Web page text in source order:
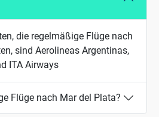
die regelmäßige Flüge nach
sind Aerolineas Argentinas,
ITA Airways
Flüge nach Mar del Plata?